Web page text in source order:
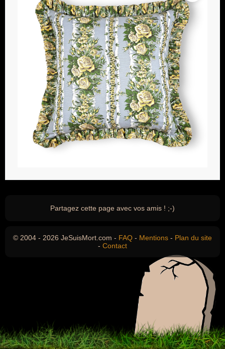
Partagez cette page avec vos amis ! ;-)
© 2004 - 2026 JeSuisMort.com - FAQ - Mentions - Plan du site
- Contact